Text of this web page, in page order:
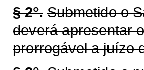
§ 2°. Submetido o
deverá apresentar
prorrogável a juízo